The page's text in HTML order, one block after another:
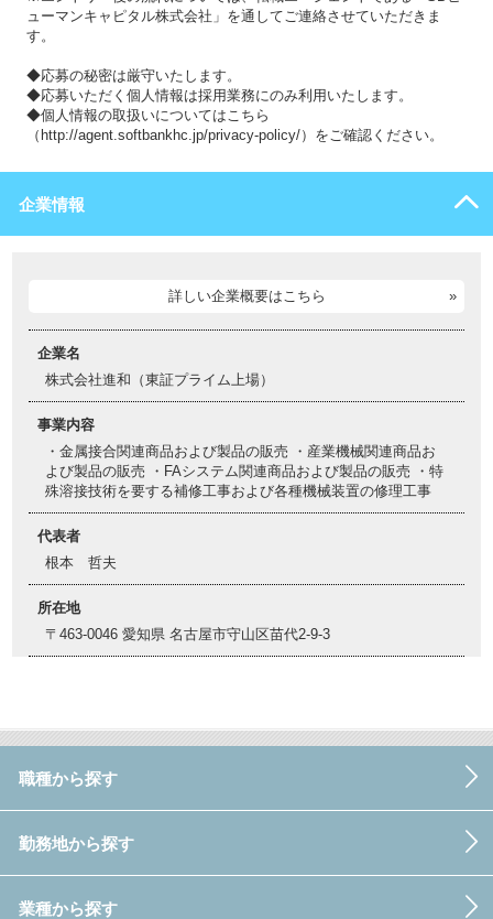
ューマンキャピタル株式会社」を通してご連絡させていただきま
す。
◆応募の秘密は厳守いたします。
◆応募いただく個人情報は採用業務にのみ利用いたします。
◆個人情報の取扱いについてはこちら
（http://agent.softbankhc.jp/privacy-policy/）をご確認ください。
企業情報
詳しい企業概要はこちら
企業名
株式会社進和（東証プライム上場）
事業内容
・金属接合関連商品および製品の販売 ・産業機械関連商品お
よび製品の販売 ・FAシステム関連商品および製品の販売 ・特
殊溶接技術を要する補修工事および各種機械装置の修理工事
代表者
根本 哲夫
所在地
〒463-0046 愛知県 名古屋市守山区苗代2-9-3
職種から探す
勤務地から探す
業種から探す